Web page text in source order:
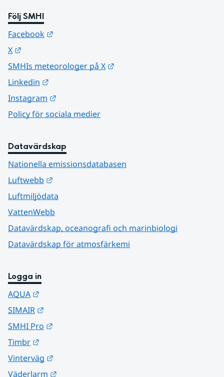
Följ SMHI
Facebook
X
SMHIs meteorologer på X
Linkedin
Instagram
Policy för sociala medier
Datavärdskap
Nationella emissionsdatabasen
Luftwebb
Luftmiljödata
VattenWebb
Datavärdskap, oceanografi och marinbiologi
Datavärdskap för atmosfärkemi
Logga in
AQUA
SIMAIR
SMHI Pro
Timbr
Vinterväg
Väderlarm